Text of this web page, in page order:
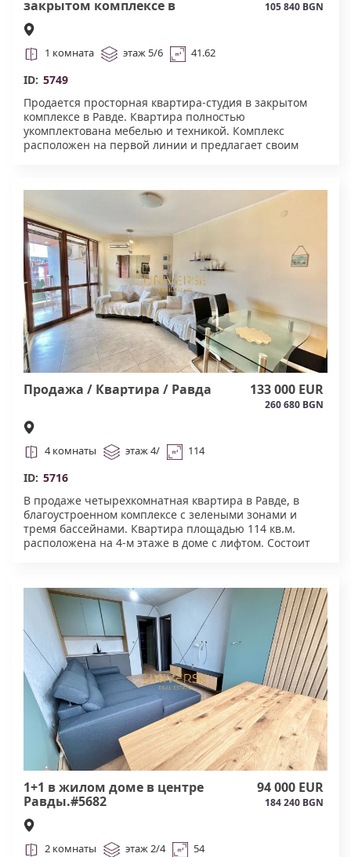
закрытом комплексе в
Равде#5749
105 840 BGN
1 комната этаж 5/6 41.62
ID: 5749
Продается просторная квартира-студия в закрытом
комплексе в Равде. Квартира полностью
укомплектована мебелью и техникой. Комплекс
расположен на первой линии и предлагает своим
невероятный фронтальный вид на море. В
непосредственной близости вы найдете рестораны,
магазины и все удобства, которые делают этот
комплекс идеальным для отдыха или круглогодичного
проживания. Акт 16 .#5749
Продажа / Квартира / Равда 133 000 EUR
260 680 BGN
4 комнаты этаж 4/ 114
ID: 5716
В продаже четырехкомнатная квартира в Равде, в
благоустроенном комплексе с зелеными зонами и
тремя бассейнами. Квартира площадью 114 кв.м.
расположена на 4-м этаже в доме с лифтом. Состоит
и двух балконов. Вид на внутренний двор и тихую
улицу. Подходит для постоянного проживания или
сдачи в аренду. Акт 16 #5716
1+1 в жилом доме в центре
Равды.#5682
94 000 EUR
184 240 BGN
2 комнаты этаж 2/4 54